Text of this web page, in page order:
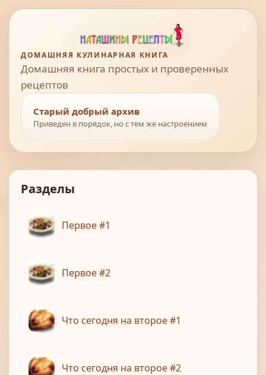
ДОМАШНЯЯ КУЛИНАРНАЯ КНИГА
Домашняя книга простых и проверенных
рецептов
Старый добрый архив
Приведен в порядок, но с тем же настроением
Разделы
Первое #1
Первое #2
Что сегодня на второе #1
Что сегодня на второе #2